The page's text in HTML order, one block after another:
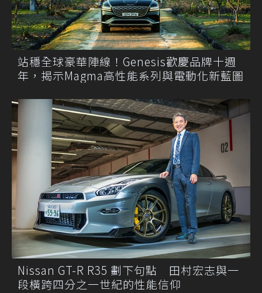
站穩全球豪華陣線！Genesis歡慶品牌十週
年，揭示Magma高性能系列與電動化新藍圖
Nissan GT-R R35 劃下句點 田村宏志與一
段橫跨四分之一世紀的性能信仰